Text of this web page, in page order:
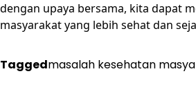
dengan upaya bersama, kita dapat
masyarakat yang lebih sehat dan
Taggedmasalah kesehatan